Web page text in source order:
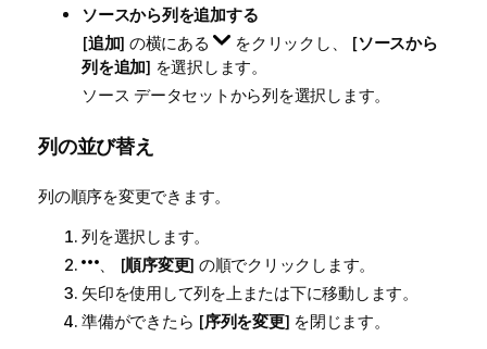
ソースから列を追加する
[追加] の横にある をクリックし、 [ソースから
列を追加] を選択します。
ソース データセットから列を選択します。
列の並び替え
列の順序を変更できます。
列を選択します。
、 [順序変更] の順でクリックします。
矢印を使用して列を上または下に移動します。
準備ができたら [序列を変更] を閉じます。